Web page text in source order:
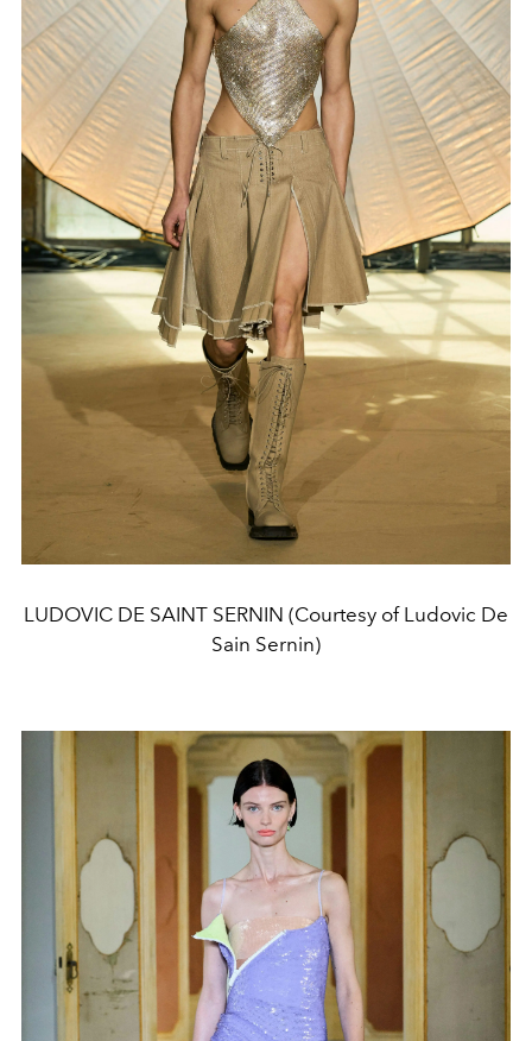
LUDOVIC DE SAINT SERNIN (Courtesy of Ludovic De
Sain Sernin)